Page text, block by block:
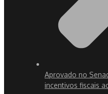
Aprovado no
incentivos fiscais